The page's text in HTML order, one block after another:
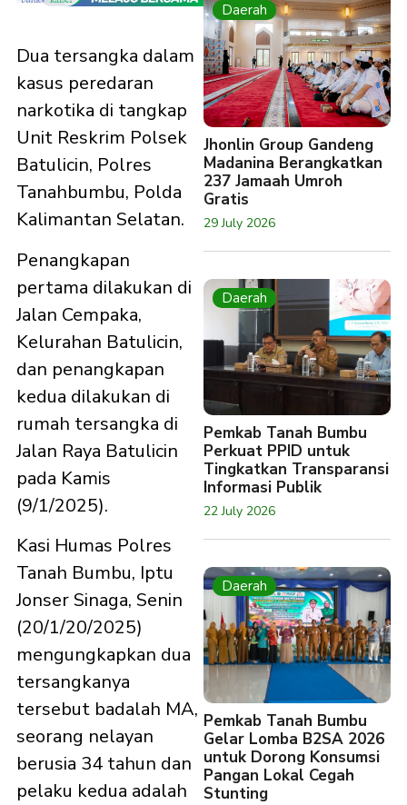
Dua tersangka dalam
kasus peredaran
narkotika di tangkap
Unit Reskrim Polsek
Batulicin, Polres
Tanahbumbu, Polda
Kalimantan Selatan.
Penangkapan
pertama dilakukan di
Jalan Cempaka,
Kelurahan Batulicin,
dan penangkapan
kedua dilakukan di
rumah tersangka di
Jalan Raya Batulicin
pada Kamis
(9/1/2025).
Kasi Humas Polres
Tanah Bumbu, Iptu
Jonser Sinaga, Senin
(20/1/20/2025)
mengungkapkan dua
tersangkanya
tersebut badalah MA,
seorang nelayan
berusia 34 tahun dan
pelaku kedua adalah
Daerah
Jhonlin Group Gandeng
Madanina Berangkatkan
237 Jamaah Umroh
Gratis
29 July 2026
Daerah
Pemkab Tanah Bumbu
Perkuat PPID untuk
Tingkatkan Transparansi
Informasi Publik
22 July 2026
Daerah
Pemkab Tanah Bumbu
Gelar Lomba B2SA 2026
untuk Dorong Konsumsi
Pangan Lokal Cegah
Stunting